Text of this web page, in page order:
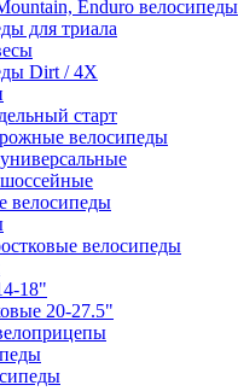
Enduro велосипеды
для триала
Dirt / 4X
старт
велосипеды
велосипеды
велосипеды
18"
20-27.5"